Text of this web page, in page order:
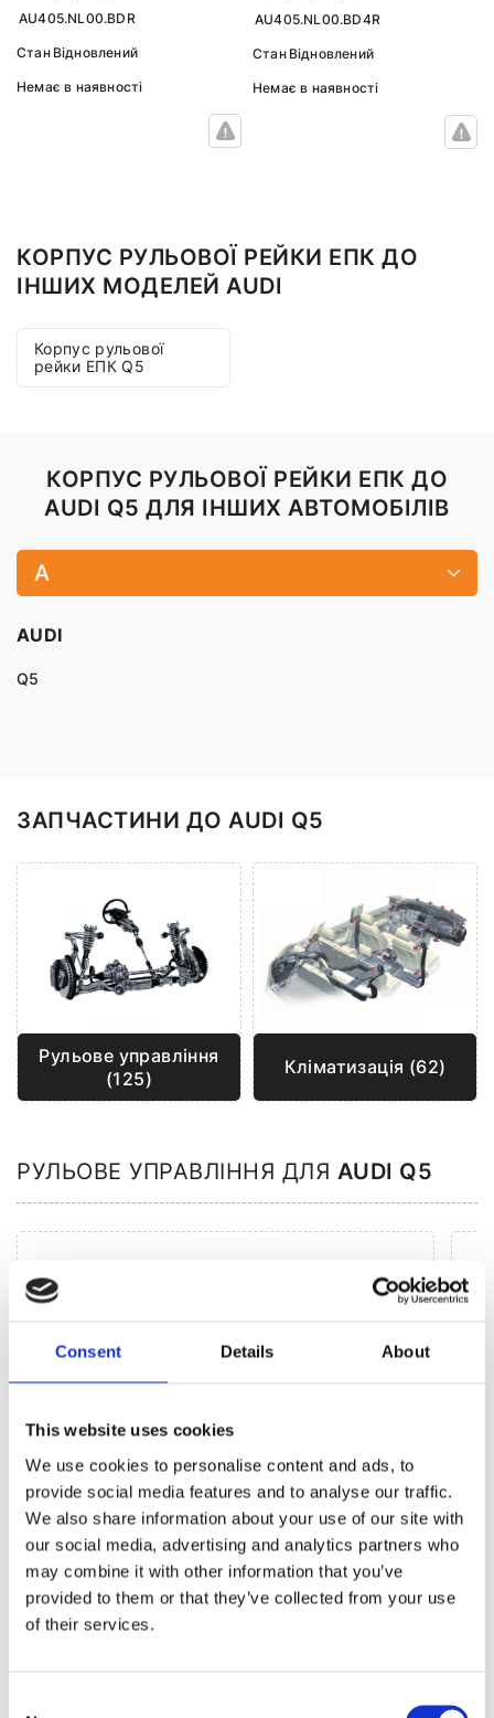
Consent Details About
This website uses cookies
We use cookies to personalise content and ads, to
provide social media features and to analyse our traffic.
We also share information about your use of our site with
our social media, advertising and analytics partners who
may combine it with other information that you’ve
provided to them or that they’ve collected from your use
of their services.
AU405.NL00.BDR
Стан Відновлений
Немає в наявності
AU405.NL00.BD4R
Стан Відновлений
Немає в наявності
КОРПУС РУЛЬОВОЇ РЕЙКИ ЕПК ДО
ІНШИХ МОДЕЛЕЙ AUDI
Корпус рульової
рейки ЕПК Q5
КОРПУС РУЛЬОВОЇ РЕЙКИ ЕПК ДО
AUDI Q5 ДЛЯ ІНШИХ АВТОМОБІЛІВ
A
AUDI
Q5
ЗАПЧАСТИНИ ДО AUDI Q5
Рульове управління
(125)
Кліматизація (62)
РУЛЬОВЕ УПРАВЛІННЯ ДЛЯ AUDI Q5
Агрегати рульового управління (34)
Рульова рейка з ЕПК (15)